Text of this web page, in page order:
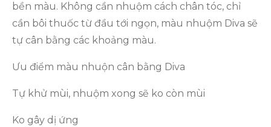
bền màu. Không cần nhuộm cách chân tóc, chỉ
cần bôi thuốc từ đầu tới ngọn, màu nhuộm Diva sẽ
tự cân bằng các khoảng màu.
Ưu điểm màu nhuộn cân bằng Diva
Tự khử mùi, nhuộm xong sẽ ko còn mùi
Ko gây dị ứng